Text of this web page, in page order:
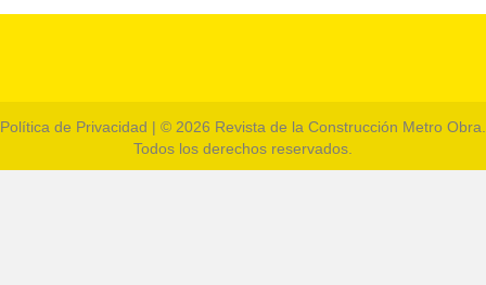
Política de Privacidad | © 2026 Revista de la Construcción Metro Obra.
Todos los derechos reservados.